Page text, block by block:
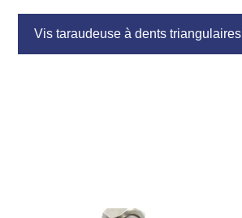
Vis taraudeuse à dents triangulaires